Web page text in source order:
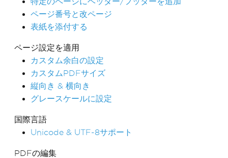
ページ番号と改ページ
表紙を添付する
ページ設定を適用
カスタム余白の設定
カスタムPDFサイズ
縦向き & 横向き
グレースケールに設定
国際言語
Unicode & UTF-8サポート
PDFの編集